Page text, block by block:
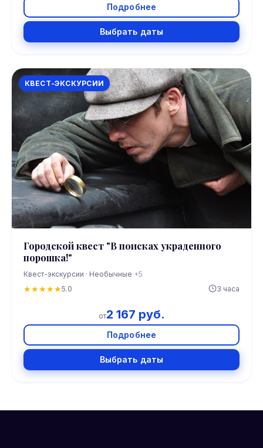
Подробнее
Выбрать даты
КВЕСТ-ЭКСКУРСИИ
Городской квест "В поисках украденного
порошка!"
Квест-экскурсии · Необычные +5
★★★★★5.0 3 часа
от2 167 руб.
Подробнее
Выбрать даты